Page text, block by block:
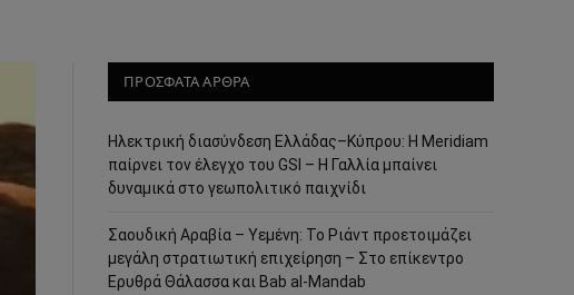
ΠΡΟΣΦΑΤΑ ΑΡΘΡΑ
Ηλεκτρική διασύνδεση Ελλάδας–Κύπρου: Η Meridiam
παίρνει τον έλεγχο του GSI – Η Γαλλία μπαίνει
δυναμικά στο γεωπολιτικό παιχνίδι
Σαουδική Αραβία – Υεμένη: Το Ριάντ προετοιμάζει
μεγάλη στρατιωτική επιχείρηση – Στο επίκεντρο
Ερυθρά Θάλασσα και Bab al-Mandab